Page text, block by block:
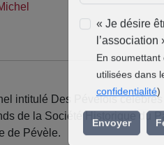
intitulé Des Pévèlois
de la Société Historique du
de Pévèle.
« Je désire
l’association
En
utilisées dans
Envoyer